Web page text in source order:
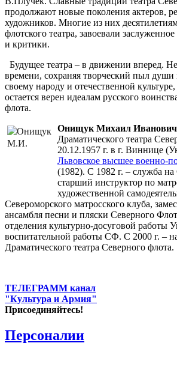
продолжают новые поколения актеров,
художников. Многие из них
флотского театра, завоевали
и критики.
Будущее театра – в движении вперед. Не
времени, сохраняя творческий пыл души
своему народу и отечественной культуре,
остается верен идеалам русского
флота.
Онищук Михаил Иванович
Драматического театра
20.12.1957 г. в г. Виннице
Львовское высшее военно-
(1982). С 1982 г. – служба
старший инструктор по
художественной
Североморского матросского клуба,
ансамбля песни и пляски Северного
отделения культурно-досуговой работы
воспитательной работы СФ. С 2000 г. –
Драматического театра Северного флота.
ТЕЛЕГРАММ канал
"Культура и Армия"
Присоединяйтесь!
Персоналии